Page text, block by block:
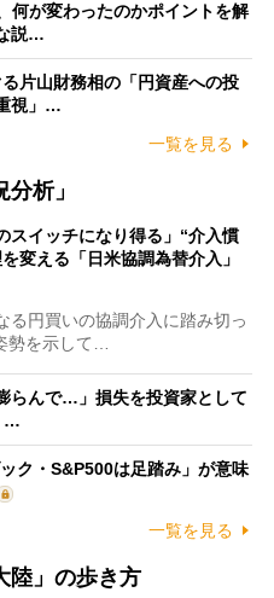
何が変わったのかポイントを解
説…
片山財務相の「円資産への投
視」…
一覧を見る
析」
スイッチになり得る」“介入慣
変える「日米協調為替介入」
円買いの協調介入に踏み切っ
勢を示して…
らんで…」損失を投資家として
…
ク・S&P500は足踏み」が意味
一覧を見る
陸」の歩き方